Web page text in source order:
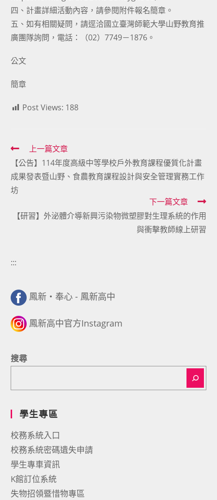
四、計畫詳細活動內容，請參閱附件報名簡章。
五、如有相關疑問，請逕洽國立臺灣師範大學山野教育推
廣團隊詢問，電話：（02）7749－1876。
公文
簡章
Post Views: 188
Read
more
articles
上一篇文章
【公告】114年度高級中等學校戶外教育課程優質化計畫
成果發表暨山野、食農教育課程設計與安全管理實務工作
坊
下一篇文章
【研習】外泌體介導新興污染物微塑膠對生理系統的作用
與衝擊教師線上研習
:::
鳳新・奉心 - 鳳新高中
鳳新高中官方Instagram
搜尋
學生專區
校務系統入口
校務系統密碼遺失申請
學生專車資訊
K館訂位系統
失物招領暨惜物專區